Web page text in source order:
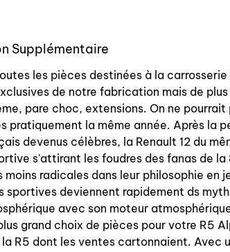
Supplémentaire
les pièces destinées à la
de notre fabrication mais de
pare choc, extensions. On ne
pratiquement la même année. Après la
devenus célèbres, la Renault 12 du
s'attirant les foudres des fanas de
moins radicales dans leur philosophie
sportives deviennent rapidement ds
avec son moteur
grand choix de pièces pour votre R5
la R5 dont les ventes cartonnaient. Avec